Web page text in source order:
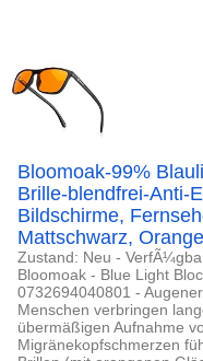
Bloomoak-99%
Brille-blendfrei-Anti-
Bildschirme,
Mattschwarz,
Zustand: Neu -
Bloomoak - Blue Light
0732694040801 -
Menschen verbringen
übermäßigen Aufnahme
Migränekopfschmerzen